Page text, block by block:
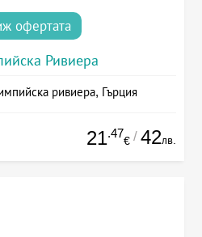
офертата
Ривиера
ривиера, Гърция
21.47
€ / 42лв.